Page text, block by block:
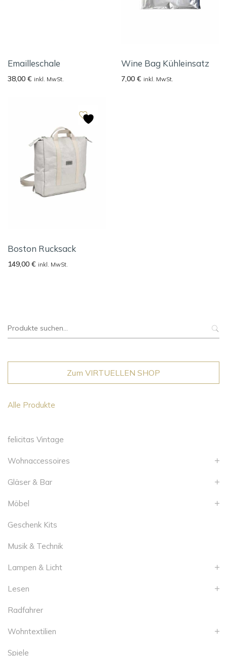
Emailleschale
38,00 € inkl. MwSt.
Wine Bag Kühleinsatz
7,00 € inkl. MwSt.
Boston Rucksack
149,00 € inkl. MwSt.
Suche
Zum VIRTUELLEN SHOP
Alle Produkte
felicitas Vintage
Wohnaccessoires
Gläser & Bar
Möbel
Geschenk Kits
Musik & Technik
Lampen & Licht
Lesen
Radfahrer
Wohntextilien
Spiele